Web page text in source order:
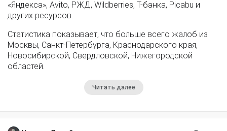
«Яндекса», Avito, РЖД, Wildberries, Т-банка, Picabu и
других ресурсов.
Статистика показывает, что больше всего жалоб из
Москвы, Санкт-Петербурга, Краснодарского края,
Новосибирской, Свердловской, Нижегородской
областей.
Читать далее